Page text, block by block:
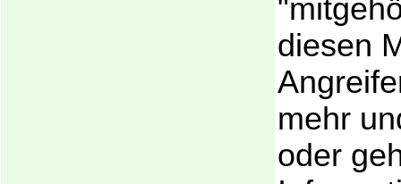
diesen
mehr
oder